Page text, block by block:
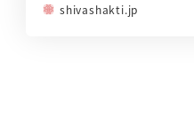
shivashakti.jp